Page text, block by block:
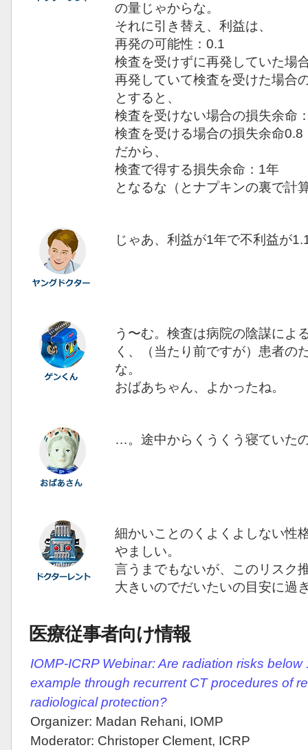
の量じゃからな。
それに引き替え、利益は、
再発の可能性：0.1
検査を受けずに再発していた場
再発していて検査を受けた場合
とすると、
検査を受けない場合の損失余命
検査を受ける場合の損失余命0.8
だから、
検査で得する損失余命：1年
となるな（とナプキンの裏で計
じゃあ、利益が1年で不利益が
う〜む。検査は病院の陰謀によ
く、（当たり前ですが）患者の
な。
おばあちゃん、よかったね。
…。途中からくうくう寝ていた
細かいことのくよくよしない性
やましい。
言うまでもないが、このリスク
大きいのでだいたいの目安に過
医療従事者向け情報
IOMP-ICRP Webinar: Are radiation risks below
example through recurrent CT procedures of
radiological protection?
Organizer: Madan Rehani, IOMP
Moderator: Christoper Clement, ICRP